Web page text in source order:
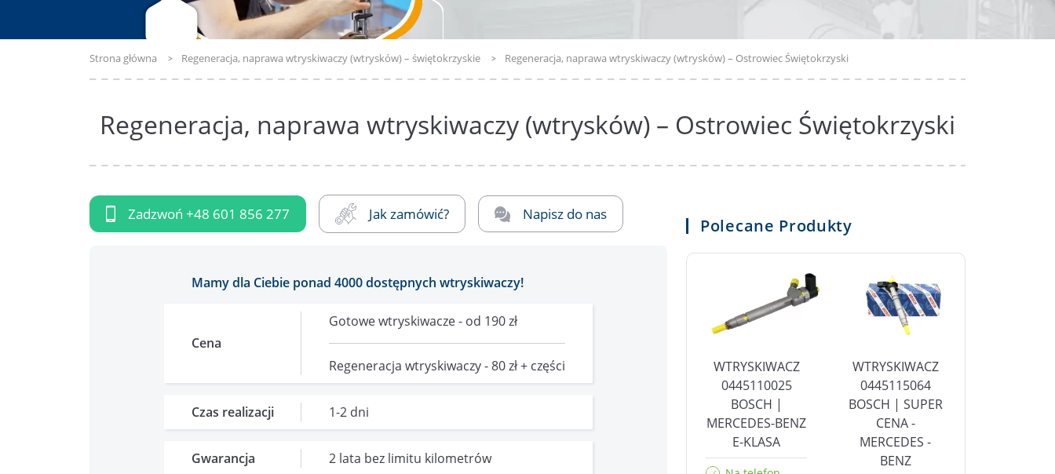
Strona główna Regeneracja, naprawa wtryskiwaczy (wtrysków) – świętokrzyskie Regeneracja, naprawa wtryskiwaczy (wtrysków) – Ostrowiec Świętokrzyski
Regeneracja, naprawa wtryskiwaczy (wtrysków) – Ostrowiec Świętokrzyski
Zadzwoń +48 601 856 277 Jak zamówić? Napisz do nas
Mamy dla Ciebie ponad 4000 dostępnych wtryskiwaczy!
Cena
Gotowe wtryskiwacze - od 190 zł
Regeneracja wtryskiwaczy - 80 zł + części
Czas realizacji 1-2 dni
Gwarancja 2 lata bez limitu kilometrów
Polecane Produkty
WTRYSKIWACZ
0445110025
BOSCH |
MERCEDES-BENZ
E-KLASA
WTRYSKIWACZ
0445115064
BOSCH | SUPER
CENA -
MERCEDES -
BENZ